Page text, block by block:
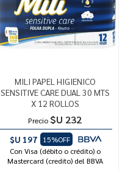
MILI PAPEL HIGIENICO
SENSITIVE CARE DUAL 30 MTS
X 12 ROLLOS
Precio $U 232
$U 197
15%OFF
Con Visa (débito o crédito) o
Mastercard (credito) del BBVA